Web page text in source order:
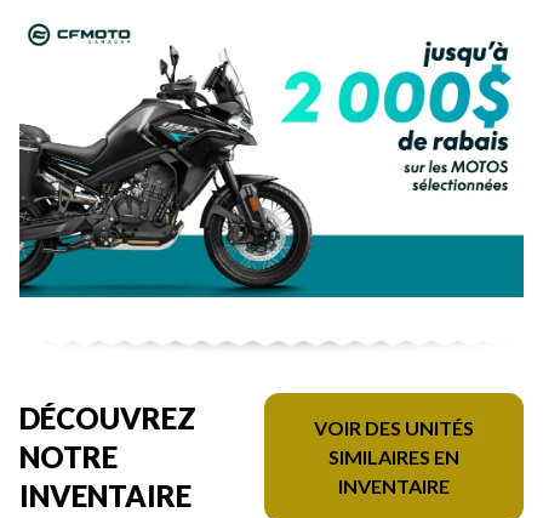
DÉCOUVREZ
NOTRE
INVENTAIRE
VOIR DES UNITÉS
SIMILAIRES EN
INVENTAIRE